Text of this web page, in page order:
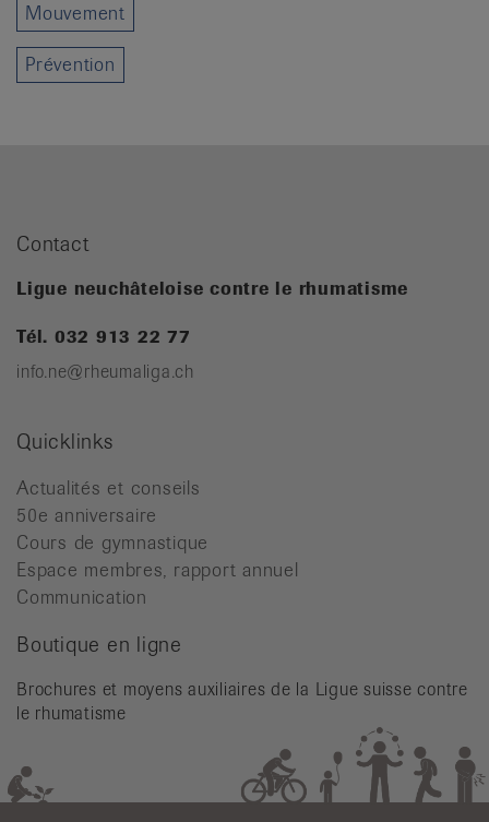
Mouvement
Prévention
Contact
Ligue neuchâteloise contre le rhumatisme
Tél. 032 913 22 77
info.ne@rheumaliga.ch
Quicklinks
Actualités et conseils
50e anniversaire
Cours de gymnastique
Espace membres, rapport annuel
Communication
Boutique en ligne
Brochures et moyens auxiliaires de la Ligue suisse contre
le rhumatisme